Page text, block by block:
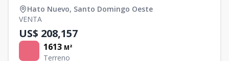
Hato Nuevo, Santo Domingo Oeste
VENTA
US$ 208,157
1613 M²
Terreno